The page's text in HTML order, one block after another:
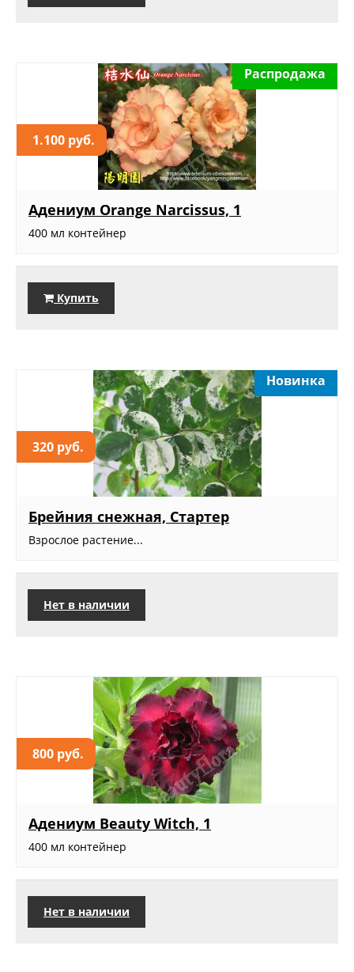
1.100 руб.
Распродажа
Адениум Orange Narcissus, 1
400 мл контейнер
Купить
320 руб.
Новинка
Брейния снежная, Стартер
Взрослое растение...
Нет в наличии
800 руб.
Адениум Beauty Witch, 1
400 мл контейнер
Нет в наличии